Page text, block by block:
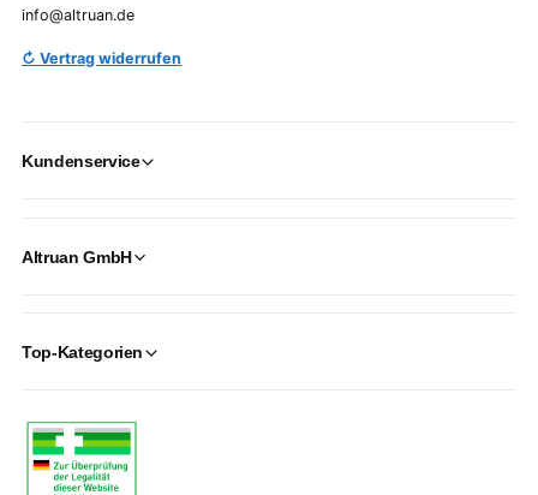
info@altruan.de
↻ Vertrag widerrufen
Kundenservice
Altruan GmbH
Top-Kategorien